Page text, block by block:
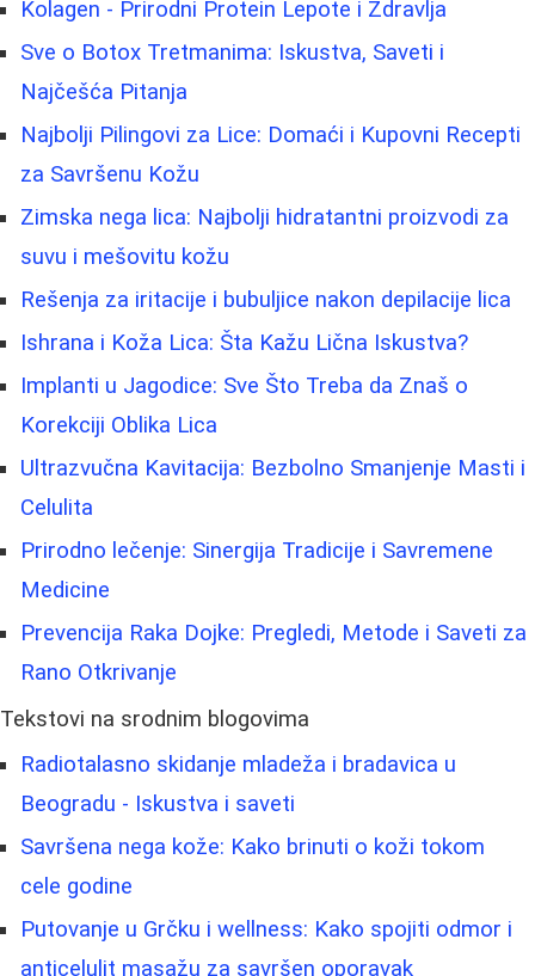
Kolagen - Prirodni Protein Lepote i Zdravlja
Sve o Botox Tretmanima: Iskustva, Saveti i
Najčešća Pitanja
Najbolji Pilingovi za Lice: Domaći i Kupovni Recepti
za Savršenu Kožu
Zimska nega lica: Najbolji hidratantni proizvodi za
suvu i mešovitu kožu
Rešenja za iritacije i bubuljice nakon depilacije lica
Ishrana i Koža Lica: Šta Kažu Lična Iskustva?
Implanti u Jagodice: Sve Što Treba da Znaš o
Korekciji Oblika Lica
Ultrazvučna Kavitacija: Bezbolno Smanjenje Masti i
Celulita
Prirodno lečenje: Sinergija Tradicije i Savremene
Medicine
Prevencija Raka Dojke: Pregledi, Metode i Saveti za
Rano Otkrivanje
Tekstovi na srodnim blogovima
Radiotalasno skidanje mladeža i bradavica u
Beogradu - Iskustva i saveti
Savršena nega kože: Kako brinuti o koži tokom
cele godine
Putovanje u Grčku i wellness: Kako spojiti odmor i
anticelulit masažu za savršen oporavak